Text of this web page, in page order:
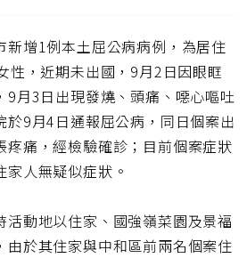
短
網
址
新增1例本土屈公病病例，為居住
性，近期未出國，9月2日因眼眶
9月3日出現發燒、頭痛、噁心嘔吐
於9月4日通報屈公病，同日個案出
疼痛，經檢驗確診；目前個案症狀
人無疑似症狀。
活動地以住家、國強嶺菜園及景福
由於其住家與中和區前兩名個案住